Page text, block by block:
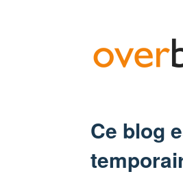
Ce blog